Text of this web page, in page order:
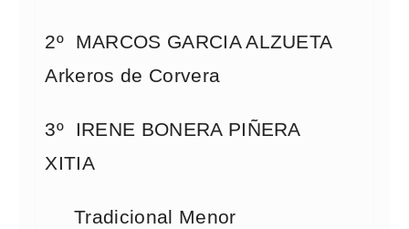
2º MARCOS GARCIA ALZUETA
Arkeros de Corvera
3º IRENE BONERA PIÑERA
XITIA
Tradicional Menor